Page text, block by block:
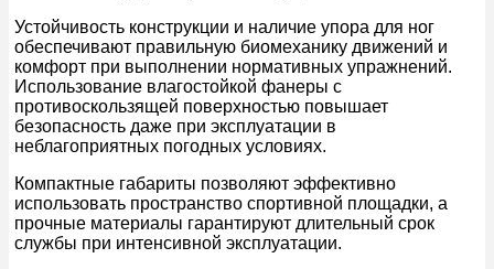
Устойчивость конструкции и наличие упора для ног
обеспечивают правильную биомеханику движений и
комфорт при выполнении нормативных упражнений.
Использование влагостойкой фанеры с
противоскользящей поверхностью повышает
безопасность даже при эксплуатации в
неблагоприятных погодных условиях.
Компактные габариты позволяют эффективно
использовать пространство спортивной площадки, а
прочные материалы гарантируют длительный срок
службы при интенсивной эксплуатации.